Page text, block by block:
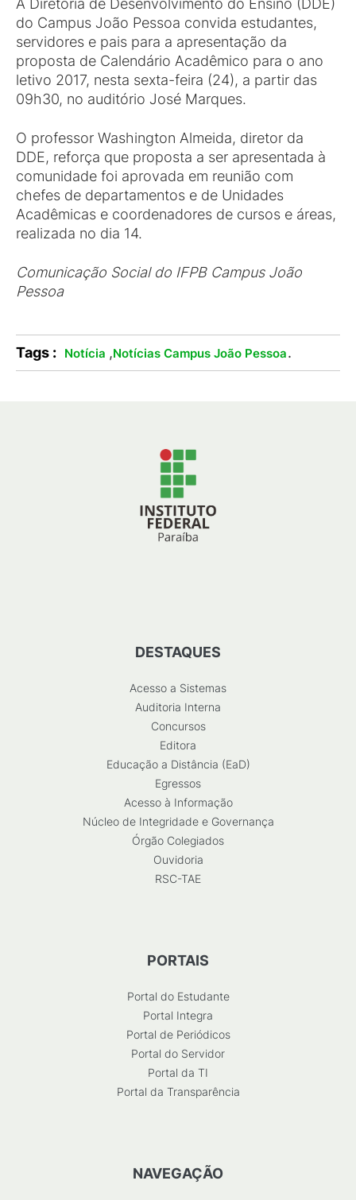
A Diretoria de Desenvolvimento do Ensino (DDE)
do Campus João Pessoa convida estudantes,
servidores e pais para a apresentação da
proposta de Calendário Acadêmico para o ano
letivo 2017, nesta sexta-feira (24), a partir das
09h30, no auditório José Marques.
O professor Washington Almeida, diretor da
DDE, reforça que proposta a ser apresentada à
comunidade foi aprovada em reunião com
chefes de departamentos e de Unidades
Acadêmicas e coordenadores de cursos e áreas,
realizada no dia 14.
Comunicação Social do IFPB Campus João
Pessoa
Tags : Notícia ,Notícias Campus João Pessoa.
DESTAQUES
Acesso a Sistemas
Auditoria Interna
Concursos
Editora
Educação a Distância (EaD)
Egressos
Acesso à Informação
Núcleo de Integridade e Governança
Órgão Colegiados
Ouvidoria
RSC-TAE
PORTAIS
Portal do Estudante
Portal Integra
Portal de Periódicos
Portal do Servidor
Portal da TI
Portal da Transparência
NAVEGAÇÃO